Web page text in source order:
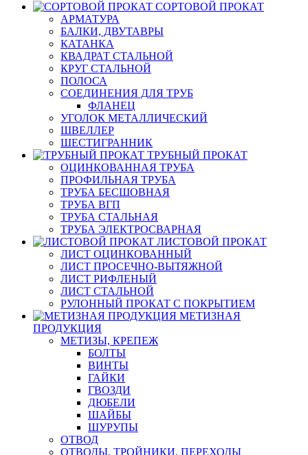
СОРТОВОЙ ПРОКАТ
АРМАТУРА
БАЛКИ, ДВУТАВРЫ
КАТАНКА
КВАДРАТ СТАЛЬНОЙ
КРУГ СТАЛЬНОЙ
ПОЛОСА
СОЕДИНЕНИЯ ДЛЯ ТРУБ
ФЛАНЕЦ
УГОЛОК МЕТАЛЛИЧЕСКИЙ
ШВЕЛЛЕР
ШЕСТИГРАННИК
ТРУБНЫЙ ПРОКАТ
ОЦИНКОВАННАЯ ТРУБА
ПРОФИЛЬНАЯ ТРУБА
ТРУБА БЕСШОВНАЯ
ТРУБА ВГП
ТРУБА СТАЛЬНАЯ
ТРУБА ЭЛЕКТРОСВАРНАЯ
ЛИСТОВОЙ ПРОКАТ
ЛИСТ ОЦИНКОВАННЫЙ
ЛИСТ ПРОСЕЧНО-ВЫТЯЖНОЙ
ЛИСТ РИФЛЕНЫЙ
ЛИСТ СТАЛЬНОЙ
РУЛОННЫЙ ПРОКАТ С ПОКРЫТИЕМ
МЕТИЗНАЯ
ПРОДУКЦИЯ
МЕТИЗЫ, КРЕПЕЖ
БОЛТЫ
ВИНТЫ
ГАЙКИ
ГВОЗДИ
ДЮБЕЛИ
ШАЙБЫ
ШУРУПЫ
ОТВОД
ОТВОДЫ, ТРОЙНИКИ, ПЕРЕХОДЫ